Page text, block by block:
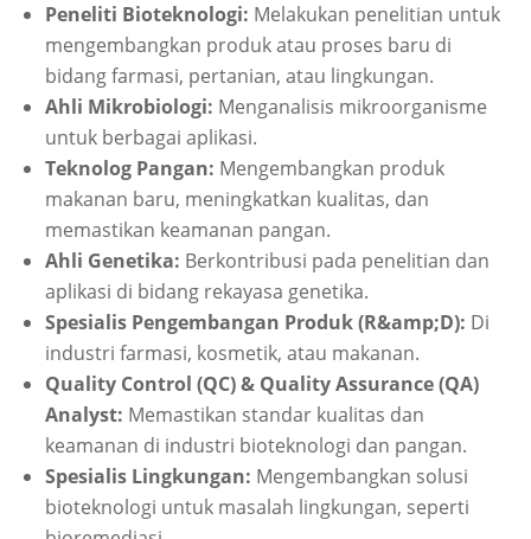
Peneliti Bioteknologi: Melakukan penelitian untuk
mengembangkan produk atau proses baru di
bidang farmasi, pertanian, atau lingkungan.
Ahli Mikrobiologi: Menganalisis mikroorganisme
untuk berbagai aplikasi.
Teknolog Pangan: Mengembangkan produk
makanan baru, meningkatkan kualitas, dan
memastikan keamanan pangan.
Ahli Genetika: Berkontribusi pada penelitian dan
aplikasi di bidang rekayasa genetika.
Spesialis Pengembangan Produk (R&amp;D): Di
industri farmasi, kosmetik, atau makanan.
Quality Control (QC) & Quality Assurance (QA)
Analyst: Memastikan standar kualitas dan
keamanan di industri bioteknologi dan pangan.
Spesialis Lingkungan: Mengembangkan solusi
bioteknologi untuk masalah lingkungan, seperti